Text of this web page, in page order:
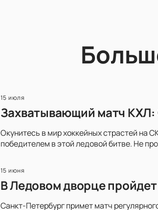
15 июля
Захватывающий матч
Окунитесь в мир хоккейных страстей на
победителем в этой ледовой битве. Не
15 июня
В Ледовом дворце
Санкт-Петербург примет матч